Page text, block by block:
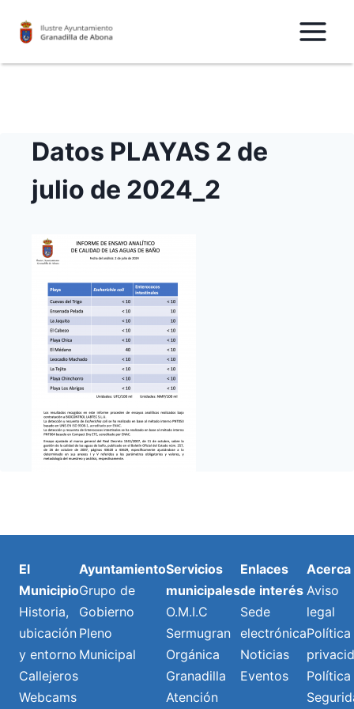
Datos PLAYAS 2 de
julio de 2024_2
El
Municipio
Historia,
ubicación
y entorno
Callejeros
Webcams
Ayuntamiento
Grupo de
Gobierno
Pleno
Municipal
Servicios
municipales
O.M.I.C
Sermugran
Orgánica
Granadilla
Atención
Enlaces
de interés
Sede
electrónica
Noticias
Eventos
Acerca
Aviso
legal
Política
Política